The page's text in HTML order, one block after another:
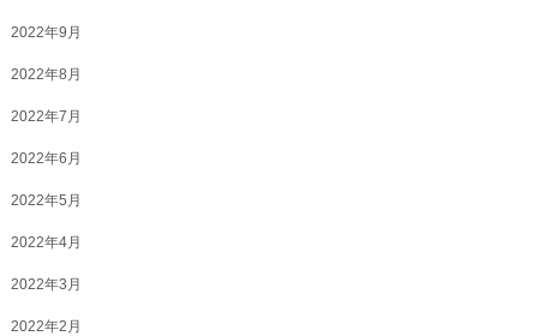
2022年9月
2022年8月
2022年7月
2022年6月
2022年5月
2022年4月
2022年3月
2022年2月